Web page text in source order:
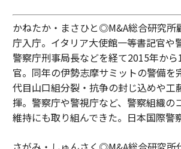
かねたか・まさひと◎M&A総合研究所
庁入庁。イタリア大使館一等書記官や
警察庁刑事局長などを経て2015年か
官。同年の伊勢志摩サミットの警備を
代目山口組分裂・抗争の封じ込めや工
揮。警察庁や警視庁など、警察組織の
維持にも取り組んできた。日本国際警